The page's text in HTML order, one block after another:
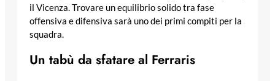
il Vicenza. Trovare un equilibrio solido tra fase
offensiva e difensiva sarà uno dei primi compiti per la
squadra.
Un tabù da sfatare al Ferraris